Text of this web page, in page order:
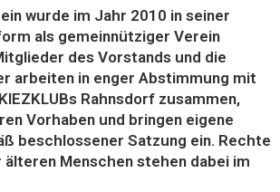
wurde im Jahr 2010 in seiner
als gemeinnütziger Verein
des Vorstands und die
arbeiten in enger Abstimmung mit
Rahnsdorf zusammen,
Vorhaben und bringen eigene
beschlossener Satzung ein. Rechte
älteren Menschen stehen dabei im